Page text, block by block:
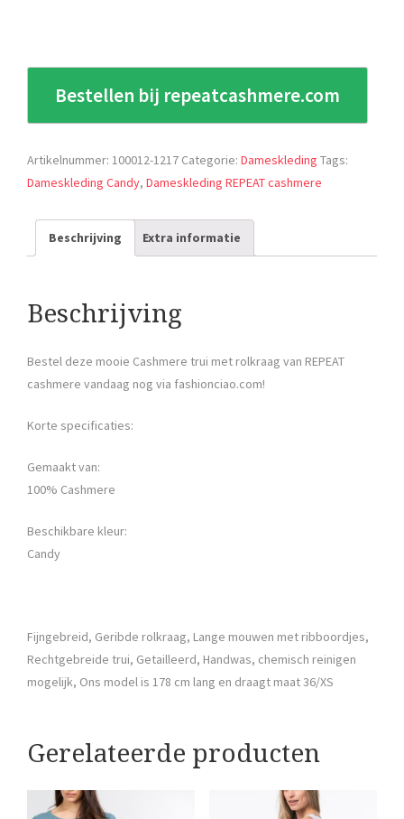
Bestellen bij repeatcashmere.com
Artikelnummer: 100012-1217 Categorie: Dameskleding Tags:
Dameskleding Candy, Dameskleding REPEAT cashmere
Beschrijving Extra informatie
Beschrijving
Bestel deze mooie Cashmere trui met rolkraag van REPEAT
cashmere vandaag nog via fashionciao.com!
Korte specificaties:
Gemaakt van:
100% Cashmere
Beschikbare kleur:
Candy
Fijngebreid, Geribde rolkraag, Lange mouwen met ribboordjes,
Rechtgebreide trui, Getailleerd, Handwas, chemisch reinigen
mogelijk, Ons model is 178 cm lang en draagt maat 36/XS
Gerelateerde producten